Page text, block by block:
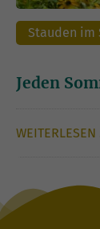
Stauden im
Jeden